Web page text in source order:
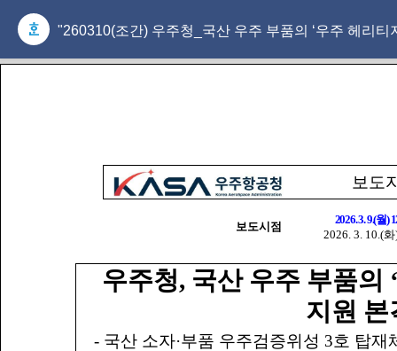
"260310(조간) 우주청_국산 우주 부품의 ‘우주 헤리티
보도
보도시점
2026. 3. 9.(월)
2026. 3. 10.(
우주청, 국산 우주 부품의
지원 본
- 국산 소자·부품 우주검증위성 3호 탑재